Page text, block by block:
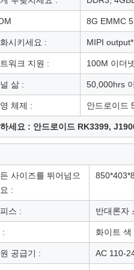
8G EMMC
시키세요 : MIPI
워크 지원 : 100M 이더
삶 : 50,000hrs
체제 : 안드로이드
세요 : 안드로이드 RK3399,
사이즈를 뛰어넘으
:
스 : 반대론자
: 화이트 색
공급기 : AC 110-